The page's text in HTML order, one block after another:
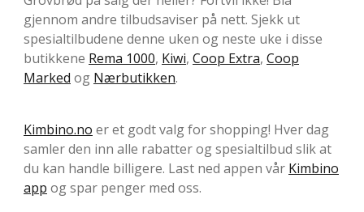
gjennom andre tilbudsaviser på nett. Sjekk ut
spesialtilbudene denne uken og neste uke i disse
butikkene Rema 1000, Kiwi, Coop Extra, Coop
Marked og Nærbutikken.
Kimbino.no er et godt valg for shopping! Hver dag
samler den inn alle rabatter og spesialtilbud slik at
du kan handle billigere. Last ned appen vår Kimbino
app og spar penger med oss.